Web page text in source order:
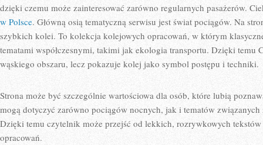
dzięki czemu może zainteresować zarówno regularnych pasażerów.
w Polsce. Główną osią tematyczną serwisu jest świat pociągów. Na
szybkich kolei. To kolekcja kolejowych opracowań, w którym
tematami współczesnymi, takimi jak ekologia transportu. Dzięki temu
wąskiego obszaru, lecz pokazuje kolej jako symbol postępu i techniki.
Strona może być szczególnie wartościowa dla osób, które lubią
mogą dotyczyć zarówno pociągów nocnych, jak i tematów związanych
Dzięki temu czytelnik może przejść od lekkich, rozrywkowych
opracowań.